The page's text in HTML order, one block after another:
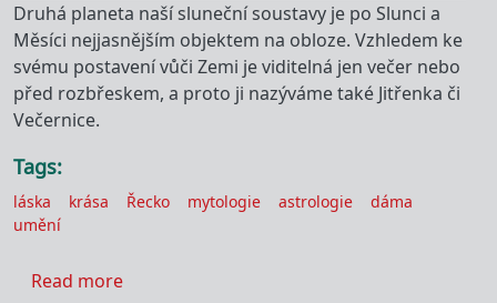
Druhá planeta naší sluneční soustavy je po Slunci a
Měsíci nejjasnějším objektem na obloze. Vzhledem ke
svému postavení vůči Zemi je viditelná jen večer nebo
před rozbřeskem, a proto ji nazýváme také Jitřenka či
Večernice.
Tags
láska krása Řecko mytologie astrologie
dáma
umění
Read moreabout Symbolismus planety Venuše